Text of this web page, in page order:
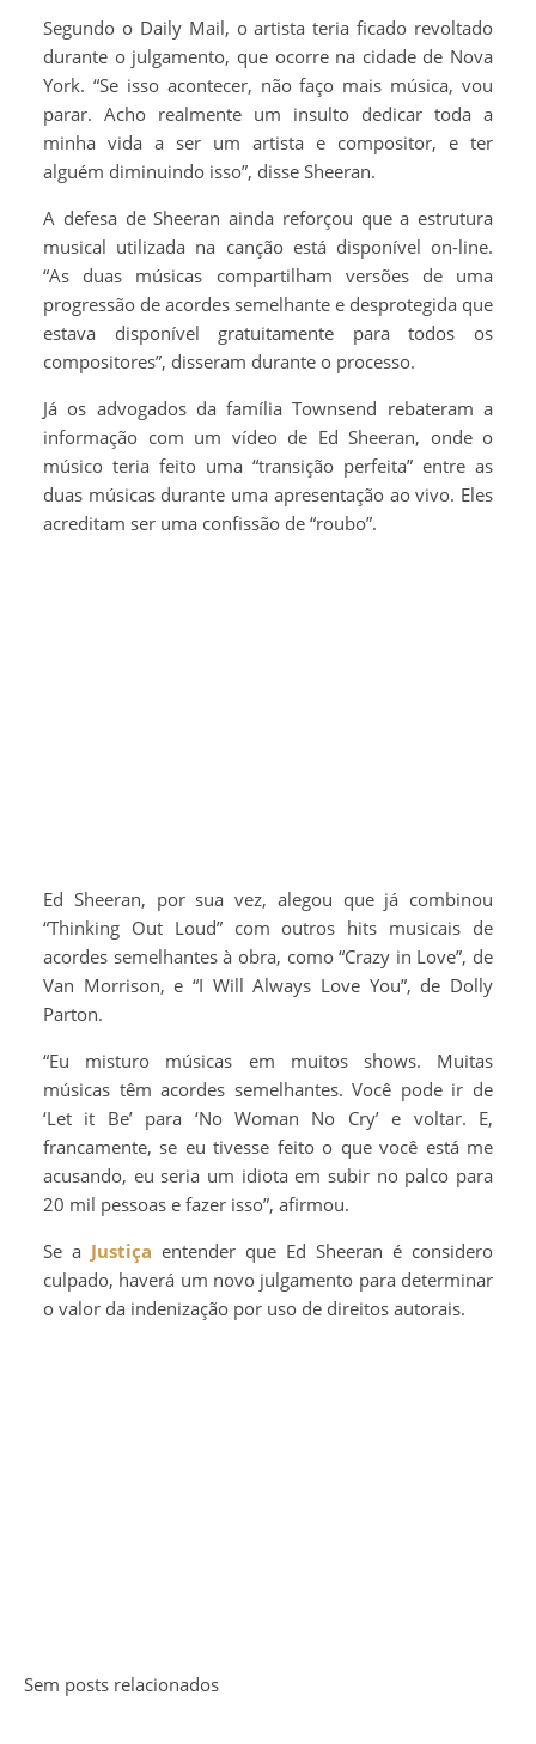
Segundo o Daily Mail, o artista teria ficado revoltado
durante o julgamento, que ocorre na cidade de Nova
York. “Se isso acontecer, não faço mais música, vou
parar. Acho realmente um insulto dedicar toda a
minha vida a ser um artista e compositor, e ter
alguém diminuindo isso”, disse Sheeran.
A defesa de Sheeran ainda reforçou que a estrutura
musical utilizada na canção está disponível on-line.
“As duas músicas compartilham versões de uma
progressão de acordes semelhante e desprotegida que
estava disponível gratuitamente para todos os
compositores”, disseram durante o processo.
Já os advogados da família Townsend rebateram a
informação com um vídeo de Ed Sheeran, onde o
músico teria feito uma “transição perfeita” entre as
duas músicas durante uma apresentação ao vivo. Eles
acreditam ser uma confissão de “roubo”.
Ed Sheeran, por sua vez, alegou que já combinou
“Thinking Out Loud” com outros hits musicais de
acordes semelhantes à obra, como “Crazy in Love”, de
Van Morrison, e “I Will Always Love You”, de Dolly
Parton.
“Eu misturo músicas em muitos shows. Muitas
músicas têm acordes semelhantes. Você pode ir de
‘Let it Be’ para ‘No Woman No Cry’ e voltar. E,
francamente, se eu tivesse feito o que você está me
acusando, eu seria um idiota em subir no palco para
20 mil pessoas e fazer isso”, afirmou.
Se a Justiça entender que Ed Sheeran é considero
culpado, haverá um novo julgamento para determinar
o valor da indenização por uso de direitos autorais.
Sem posts relacionados